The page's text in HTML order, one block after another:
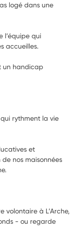
logé dans une
l’équipe qui
accueilles.
un handicap
rythment la vie
et
nos maisonnées
volontaire à L’Arche,
- ou regarde